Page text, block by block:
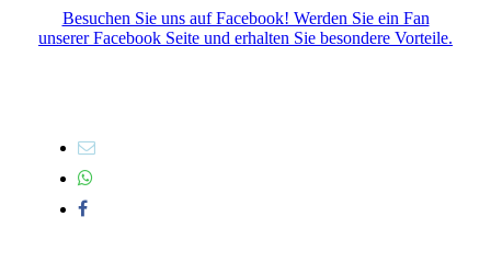
Besuchen Sie uns auf Facebook! Werden Sie ein Fan
unserer Facebook Seite und erhalten Sie besondere Vorteile.